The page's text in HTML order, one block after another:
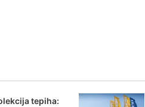
tepiha: